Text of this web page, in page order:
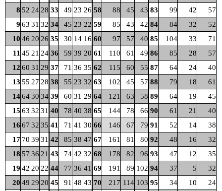
8 52 24 28 33 49 23 26 58 88 45 43 83 99 42
57
9 63 31 32 34 45 23 22 59 85 43 42 84 84 32
52
10 46 20 26 35 30 14 16 60 97 57 40 85 104 33
71
11 45 21 24 36 59 39 20 61 110 61 49 86 85 28
57
12 60 31 29 37 71 36 35 62 115 60 55 87 64 24
40
13 55 27 28 38 55 23 32 63 102 45 57 88 79 18
61
146430 34 39 60 31 29 64 121 63 58 89 64 19
45
15 63 32 31 40 78 40 38 65 144 78 66 90 61 21
40
16 67 32 35 41 71 41 30 66 146 67 79 91 52 14
38
17 70 39 31 42 85 38 47 67 161 81 80 92 48 16
32
18 57 36 21 43 74 42 32 68 178 82 96 93 47 12
35
19 42 20 22 44 77 36 41 69 191 89 102 94 37 5
32
20 49 29 20 45 91 48 43 70 217 114 103 95 34 10
24